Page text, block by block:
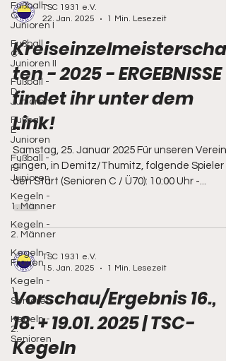
Fußball -
C-
Junioren I
Fußball -
C-
Junioren II
Fußball -
D-
Junioren
Fußball -
E-
Junioren
Fußball -
F-
Junioren
Kegeln -
1. Männer
Kegeln -
2. Männer
Kegeln -
Frauen
Kegeln -
1.
Senioren
Kegeln -
2.
Senioren
TSC 1931 e.V.
22. Jan. 2025
1 Min. Lesezeit
Kreiseinzelmeisterschaf
ten - 2025 - ERGEBNISSE
findet ihr unter dem
Link!
Samstag, 25. Januar 2025 Für unseren Verein
gingen, in Demitz/Thumitz, folgende Spieler an
den Start (Senioren C / Ü70): 10:00 Uhr -...
TSC 1931 e.V.
15. Jan. 2025
1 Min. Lesezeit
Vorschau/Ergebnis 16.,
18. + 19.01. 2025 | TSC-
Kegeln